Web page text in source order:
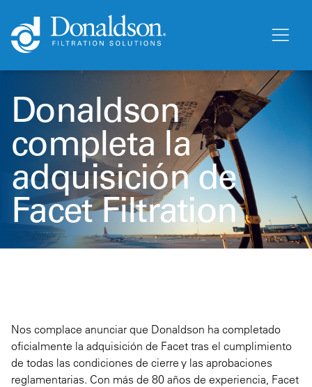
Donaldson
completa la
adquisición de
Facet Filtration
Nos complace anunciar que Donaldson ha completado
oficialmente la adquisición de Facet tras el cumplimiento
de todas las condiciones de cierre y las aprobaciones
reglamentarias. Con más de 80 años de experiencia, Facet